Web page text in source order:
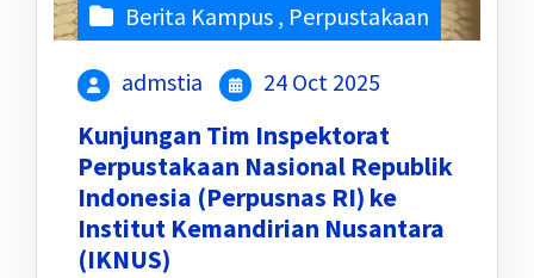
Berita Kampus , Perpustakaan
admstia 24 Oct 2025
Kunjungan Tim Inspektorat
Perpustakaan Nasional Republik
Indonesia (Perpusnas RI) ke
Institut Kemandirian Nusantara
(IKNUS)